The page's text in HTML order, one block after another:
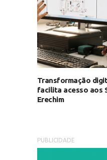
Transformação
facilita acesso aos
Erechim
PUBLICIDADE